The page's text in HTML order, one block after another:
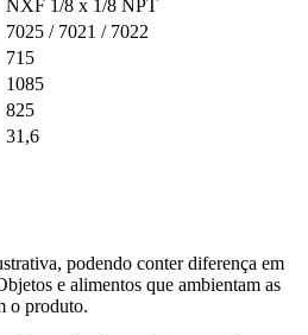
NXF 1/8 x 1/8 NPT
7025 / 7021 / 7022
715
1085
825
31,6
podendo conter diferença em
e alimentos que ambientam as
o produto.